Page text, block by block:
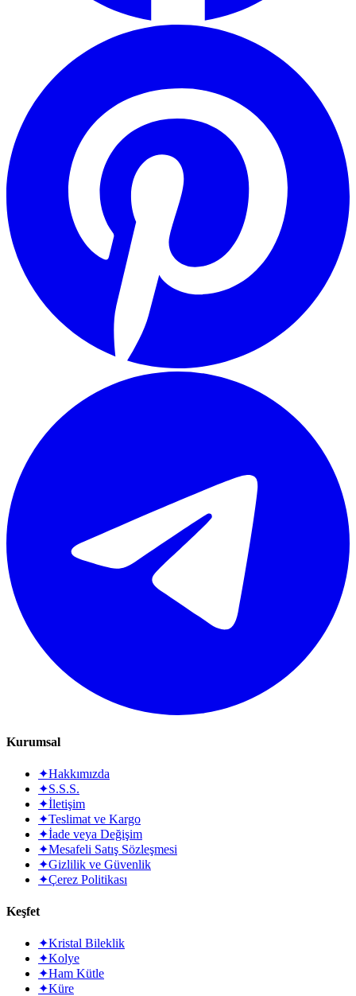
Kurumsal
✦Hakkımızda
✦S.S.S.
✦İletişim
✦Teslimat ve Kargo
✦İade veya Değişim
✦Mesafeli Satış Sözleşmesi
✦Gizlilik ve Güvenlik
✦Çerez Politikası
Keşfet
✦Kristal Bileklik
✦Kolye
✦Ham Kütle
✦Küre